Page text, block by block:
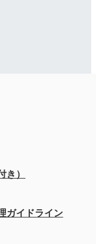
き）
ガイドライン